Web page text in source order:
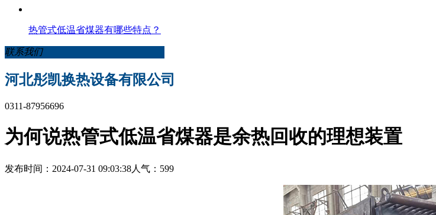
热管式低温省煤器有哪些特点？
联系我们
河北彤凯换热设备有限公司
0311-87956696
为何说热管式低温省煤器是余热回收的理想装置
发布时间：2024-07-31 09:03:38人气：599